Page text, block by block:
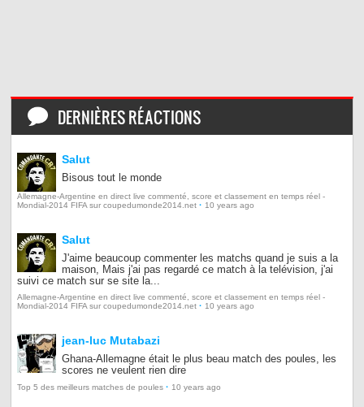
DERNIÈRES RÉACTIONS
Salut
Bisous tout le monde
Allemagne-Argentine en direct live commenté, score et classement en temps réel -
Mondial-2014 FIFA sur coupedumonde2014.net · 10 years ago
Salut
J'aime beaucoup commenter les matchs quand je suis a la
maison, Mais j'ai pas regardé ce match à la telévision, j'ai
suivi ce match sur se site la...
Allemagne-Argentine en direct live commenté, score et classement en temps réel -
Mondial-2014 FIFA sur coupedumonde2014.net · 10 years ago
jean-luc Mutabazi
Ghana-Allemagne était le plus beau match des poules, les
scores ne veulent rien dire
Top 5 des meilleurs matches de poules · 10 years ago